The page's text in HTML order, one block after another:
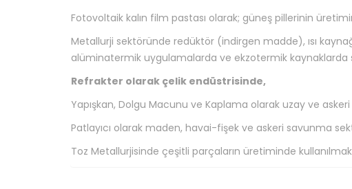
Fotovoltaik kalın film pastası olarak; güneş pillerinin
Metallurji sektöründe redüktör (indirgen madde), ısı
alüminatermik uygulamalarda ve ekzotermik kaynaklarda
Refrakter olarak çelik endüstrisinde,
Yapışkan, Dolgu Macunu ve Kaplama olarak uzay ve
Patlayıcı olarak maden, havai-fişek ve askeri savunma
Toz Metallurjisinde çeşitli parçaların üretiminde